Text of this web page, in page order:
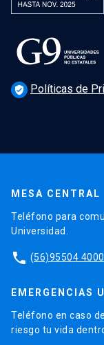
verified_user Políticas de
MESA CENTRAL
Teléfono para
Universidad.
phone (56)95504 4000
EMERGENCIAS
Teléfono en caso
riesgo tu vida